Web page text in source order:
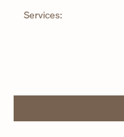
Services: